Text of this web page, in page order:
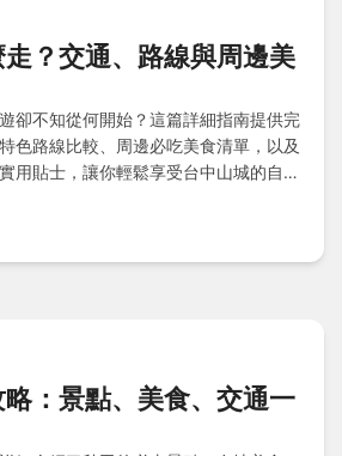
？交通、路線與周邊美
卻不知從何開始？這篇詳細指南提供完
色路線比較、周邊必吃美食清單，以及
用貼士，讓你輕鬆享受台中山城的自然
：景點、美食、交通一